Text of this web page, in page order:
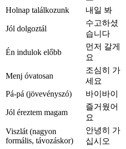
Holnap találkozunk 내일 봐
Jól dolgoztál
수고하셨
습니다
Én indulok előbb
먼저 갈게
요
Menj óvatosan
조심히 가
세요
Pá-pá (jövevényszó) 바이바이
Jól éreztem magam
즐거웠어
요
Viszlát (nagyon
formális, távozáskor)
안녕히 가
십시오